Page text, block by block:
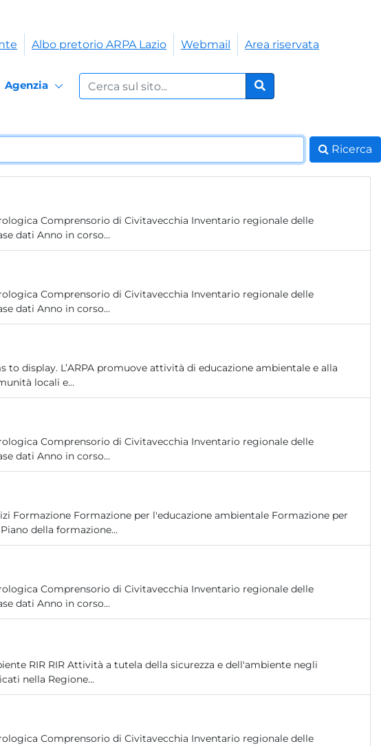
Albo pretorio ARPA Lazio Webmail Area riservata
Agenzia
Cerca nel sito:
Cerca
Ricerca
Comprensorio di Civitavecchia Inventario regionale delle
dati Anno in corso...
Comprensorio di Civitavecchia Inventario regionale delle
dati Anno in corso...
display. L’ARPA promuove attività di educazione ambientale e alla
locali e...
Comprensorio di Civitavecchia Inventario regionale delle
dati Anno in corso...
Formazione Formazione per l'educazione ambientale Formazione per
della formazione...
Comprensorio di Civitavecchia Inventario regionale delle
dati Anno in corso...
RIR RIR Attività a tutela della sicurezza e dell'ambiente negli
nella Regione...
Comprensorio di Civitavecchia Inventario regionale delle